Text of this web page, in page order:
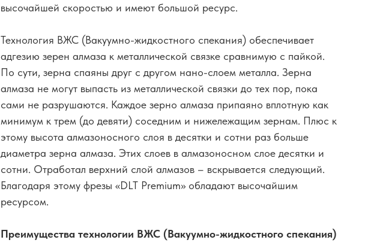
высочайшей скоростью и имеют большой ресурс.
Технология ВЖС (Вакуумно-жидкостного спекания) обеспечивает
адгезию зерен алмаза к металлической связке сравнимую с пайкой.
По сути, зерна спаяны друг с другом нано-слоем металла. Зерна
алмаза не могут выпасть из металлической связки до тех пор, пока
сами не разрушаются. Каждое зерно алмаза припаяно вплотную как
минимум к трем (до девяти) соседним и нижележащим зернам. Плюс к
этому высота алмазоносного слоя в десятки и сотни раз больше
диаметра зерна алмаза. Этих слоев в алмазоносном слое десятки и
сотни. Отработал верхний слой алмазов – вскрывается следующий.
Благодаря этому фрезы «DLT Premium» обладают высочайшим
ресурсом.
Преимущества технологии ВЖС (Вакуумно-жидкостного спекания)